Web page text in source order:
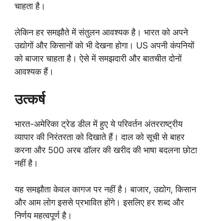
चाहता है।
लेकिन हर समझौते में संतुलन आवश्यक है। भारत को अपने
उद्योगों और किसानों को भी देखना होगा। US अपनी कंपनियों
को बाजार चाहता है। ऐसे में समझदारी और बातचीत दोनों
आवश्यक हैं।
उत्कर्ष
भारत-अमेरिका ट्रेड डील में हुए ये परिवर्तन अंतरराष्ट्रीय
व्यापार की निरंतरता को दिखाते हैं। दाल को सूची से बाहर
करना और 500 अरब डॉलर की खरीद की भाषा बदलना छोटा
नहीं है।
यह समझौता केवल कागज पर नहीं है। बाजार, उद्योग, किसान
और आम लोग इससे प्रभावित होंगे। इसलिए हर शब्द और
निर्णय महत्वपूर्ण है।